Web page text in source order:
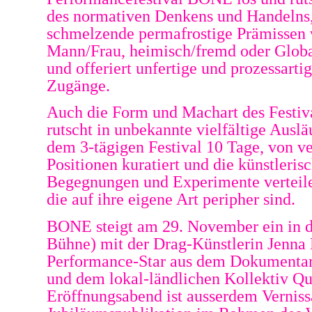
des normativen Denkens und
schmelzende permafrostige
Mann/Frau, heimisch/fremd oder
und offeriert unfertige und
Zugänge.
Auch die Form und Machart des
rutscht in unbekannte vielfältige
dem 3-tägigen Festival 10 Tage, von
Positionen kuratiert und die
Begegnungen und Experimente
die auf ihre eigene Art peripher sind.
BONE steigt am 29. November ein in
Bühne) mit der Drag-Künstlerin
Performance-Star aus dem
und dem lokal-ländlichen Kollektiv
Eröffnungsabend ist ausserdem